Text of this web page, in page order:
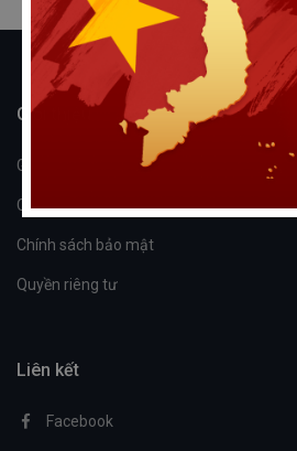
Giới thiệu
Giới thiệu về chúng tôi
Chính sách người dùng
Chính sách bảo mật
Quyền riêng tư
Liên kết
Facebook